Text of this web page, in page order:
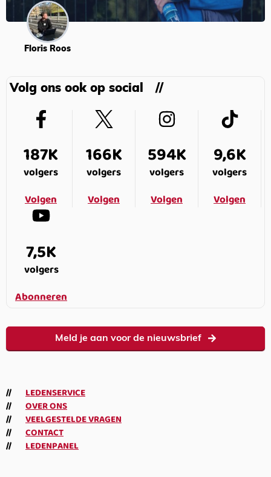
Floris Roos
Volg ons ook op social
187K
volgers
Volgen
166K
volgers
Volgen
594K
volgers
Volgen
9,6K
volgers
Volgen
7,5K
volgers
Abonneren
Meld je aan voor de nieuwsbrief
LEDENSERVICE
OVER ONS
VEELGESTELDE VRAGEN
CONTACT
LEDENPANEL